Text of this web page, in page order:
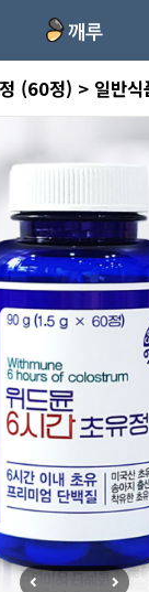
(60정) > 일반식